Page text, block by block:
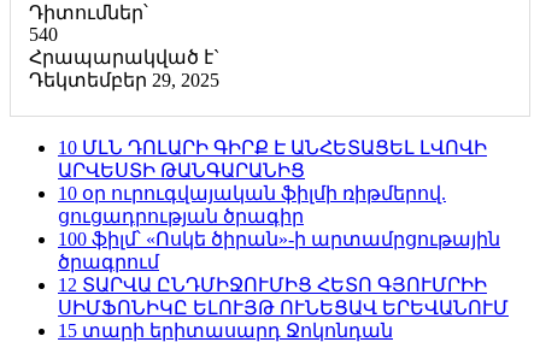
Դիտումներ՝
540
Հրապարակված է`
Դեկտեմբեր 29, 2025
10 ՄԼՆ ԴՈԼԱՐԻ ԳԻՐՔ Է ԱՆՀԵՏԱՑԵԼ ԼՎՈՎԻ
ԱՐՎԵՍՏԻ ԹԱՆԳԱՐԱՆԻՑ
10 օր ուրուգվայական ֆիլմի ռիթմերով.
ցուցադրության ծրագիր
100 ֆիլմ՝ «Ոսկե ծիրան»-ի արտամրցութային
ծրագրում
12 ՏԱՐՎԱ ԸՆԴՄԻՋՈՒՄԻՑ ՀԵՏՈ ԳՅՈՒՄՐԻԻ
ՍԻՄՖՈՆԻԿԸ ԵԼՈՒՅԹ ՈՒՆԵՑԱՎ ԵՐԵՎԱՆՈՒՄ
15 տարի երիտասարդ Ջոկոնդան